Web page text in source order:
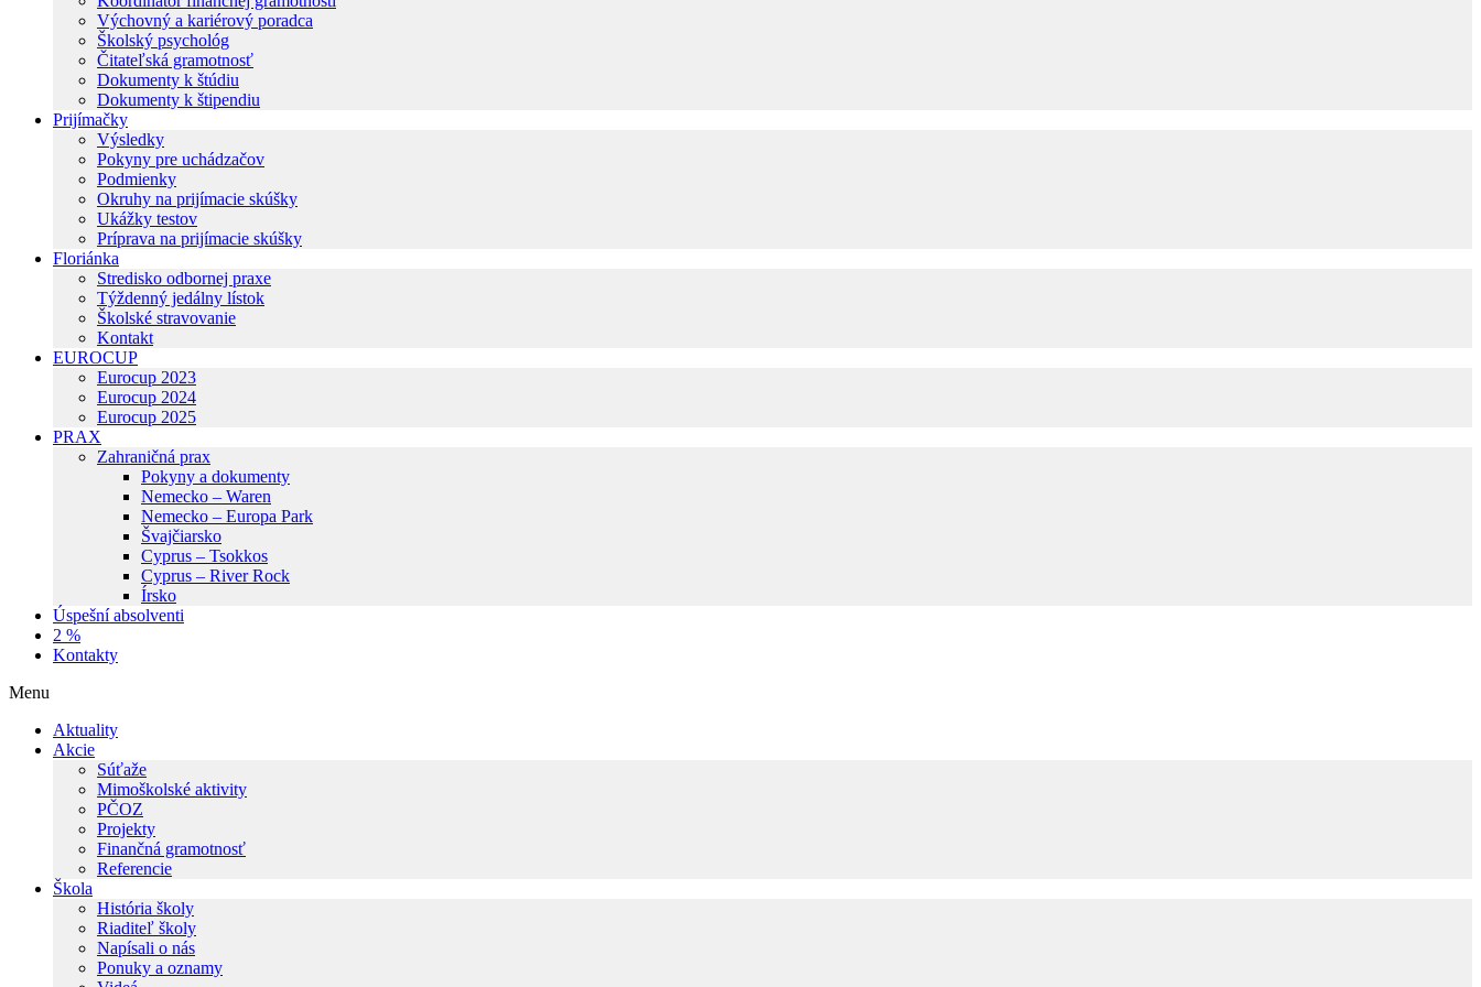
Výchovný a kariérový poradca
Školský psychológ
Čitateľská gramotnosť
Dokumenty k štúdiu
Dokumenty k štipendiu
Prijímačky
Výsledky
Pokyny pre uchádzačov
Podmienky
Okruhy na prijímacie skúšky
Ukážky testov
Príprava na prijímacie skúšky
Floriánka
Stredisko odbornej praxe
Týždenný jedálny lístok
Školské stravovanie
Kontakt
EUROCUP
Eurocup 2023
Eurocup 2024
Eurocup 2025
PRAX
Zahraničná prax
Pokyny a dokumenty
Nemecko – Waren
Nemecko – Europa Park
Švajčiarsko
Cyprus – Tsokkos
Cyprus – River Rock
Írsko
Úspešní absolventi
2 %
Kontakty
Menu
Aktuality
Akcie
Súťaže
Mimoškolské aktivity
PČOZ
Projekty
Finančná gramotnosť
Referencie
Škola
História školy
Riaditeľ školy
Napísali o nás
Ponuky a oznamy